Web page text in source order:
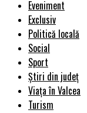
Eveniment
Exclusiv
Politică locală
Social
Sport
Știri din județ
Viața în Valcea
Turism